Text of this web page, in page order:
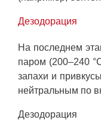
Дезодорация
На последнем
паром (200–240
запахи и
нейтральным по
Дезодорация